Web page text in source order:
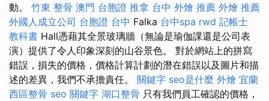
動。 竹東 整骨 澳門 台胞證 推拿 台中 外燴 推薦 外燴 推薦
外國人成立公司 台胞證 台中 Falka 台中spa rwd 記帳士
教科書 Hall憑藉其全景玻璃牆（無論是瑜伽課還是公司表
演）提供了令人印象深刻的山谷景色。 對於網站上的拼寫
錯誤，損失的價格，價格計算計劃的潛在錯誤以及圖片和描
述的差異，我們不承擔責任。 關鍵字 seo是什麼 外燴 宜蘭
西區整骨 seo 關鍵字 湖口整骨 只有我們員工確認的價格，